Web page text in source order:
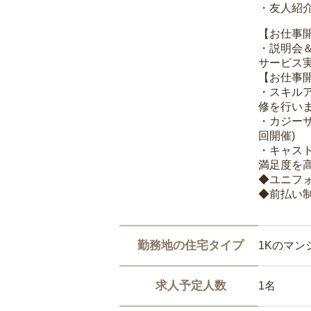
・友人紹
【お仕事
・説明会
サービス
【お仕事
・スキル
修を行い
・カジー
回開催)
・キャス
満足度を
◆ユニフ
◆前払い
勤務地の住宅タイプ 1Kのマン
求人予定人数 1名